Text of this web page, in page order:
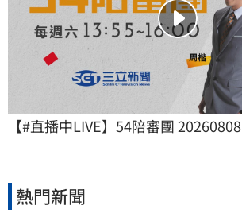
【#直播中LIVE】54陪審團 20260808
熱門新聞